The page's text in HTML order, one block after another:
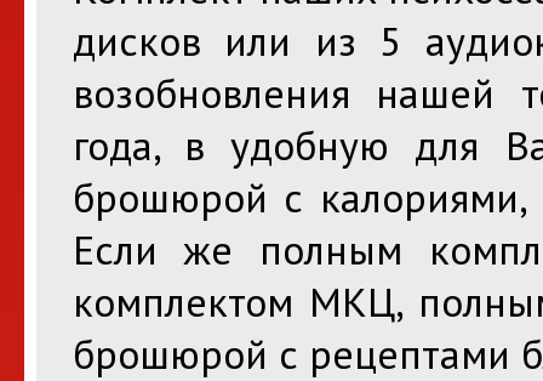
дисков или из 5
возобновления нашей
года, в удобную для
брошюрой с калориями,
Если же полным
комплектом МКЦ,
брошюрой с рецептами